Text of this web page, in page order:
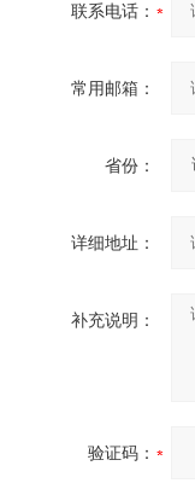
联系电话：
常用邮箱：
省份：
详细地址：
补充说明：
验证码：